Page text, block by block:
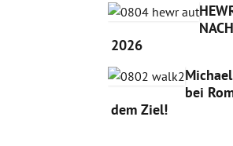
2026
bei
dem Ziel!